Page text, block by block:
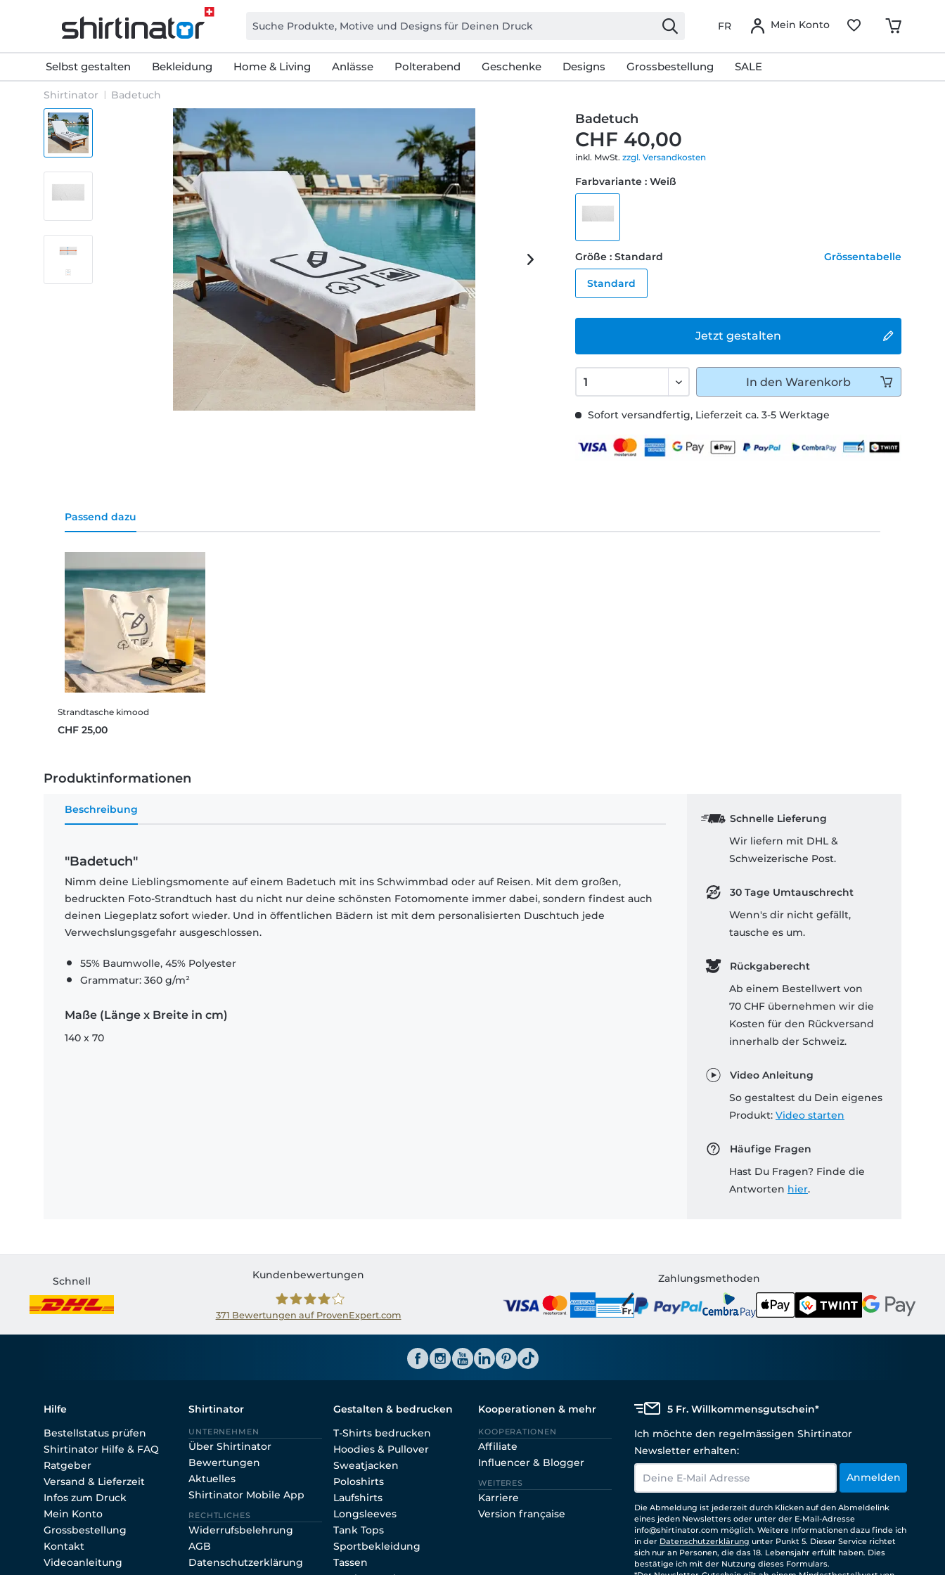
FR Mein Konto
Selbst gestalten Bekleidung Home & Living Anlässe Polterabend Geschenke Designs Grossbestellung SALE
Shirtinator Badetuch
Badetuch
CHF 40,00
inkl. MwSt.zzgl. Versandkosten
Sofort versandfertig, Lieferzeit ca. 3-5 Werktage
Jetzt gestalten
Farbvariante : Weiß
Größe : Standard Grössentabelle
Standard
In den Warenkorb
Passend dazu
Strandtasche kimood
CHF 25,00
Produktinformationen
Beschreibung
"Badetuch"
Nimm deine Lieblingsmomente auf einem Badetuch mit ins Schwimmbad oder auf Reisen. Mit dem großen,
bedruckten Foto-Strandtuch hast du nicht nur deine schönsten Fotomomente immer dabei, sondern findest auch
deinen Liegeplatz sofort wieder. Und in öffentlichen Bädern ist mit dem personalisierten Duschtuch jede
Verwechslungsgefahr ausgeschlossen.
55% Baumwolle, 45% Polyester
Grammatur: 360 g/m²
Maße (Länge x Breite in cm)
140 x 70
Schnelle Lieferung
Wir liefern mit DHL &
Schweizerische Post.
30 Tage Umtauschrecht
Wenn's dir nicht gefällt,
tausche es um.
Rückgaberecht
Ab einem Bestellwert von
70 CHF übernehmen wir die
Kosten für den Rückversand
innerhalb der Schweiz.
Video Anleitung
So gestaltest du Dein eigenes
Produkt: Video starten
Häufige Fragen
Hast Du Fragen? Finde die
Antworten hier.
Schnell
Kundenbewertungen
371 Bewertungen auf ProvenExpert.com
Zahlungsmethoden
Hilfe
Bestellstatus prüfen
Shirtinator Hilfe & FAQ
Ratgeber
Versand & Lieferzeit
Infos zum Druck
Mein Konto
Grossbestellung
Kontakt
Videoanleitung
Shirtinator
UNTERNEHMEN
Über Shirtinator
Bewertungen
Aktuelles
Shirtinator Mobile App
RECHTLICHES
Widerrufsbelehrung
AGB
Datenschutzerklärung
Gestalten & bedrucken
T-Shirts bedrucken
Hoodies & Pullover
Sweatjacken
Poloshirts
Laufshirts
Longsleeves
Tank Tops
Sportbekleidung
Tassen
Kooperationen & mehr
KOOPERATIONEN
Affiliate
Influencer & Blogger
WEITERES
Karriere
Version française
5 Fr. Willkommensgutschein*
Ich möchte den regelmässigen Shirtinator
Newsletter erhalten:
Anmelden
Die Abmeldung ist jederzeit durch Klicken auf den Abmeldelink
eines jeden Newsletters oder unter der E-Mail-Adresse
info@shirtinator.com möglich. Weitere Informationen dazu finde ich
in der Datenschutzerklärung unter Punkt 5. Dieser Service richtet
sich nur an Personen, die das 18. Lebensjahr erfüllt haben. Dies
bestätige ich mit der Nutzung dieses Formulars.